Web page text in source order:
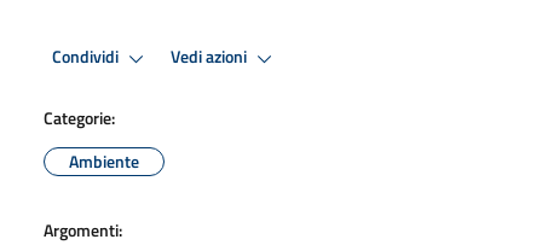
Condividi Vedi azioni
Categorie:
Ambiente
Argomenti: